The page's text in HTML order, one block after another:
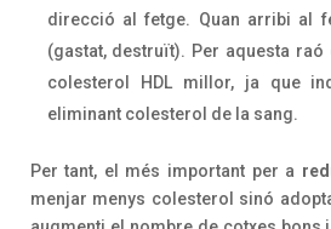
direcció al fetge. Quan arribi al
(gastat, destruït). Per aquesta
colesterol HDL millor, ja que
eliminant colesterol de la sang.
Per tant, el més important per a
menjar menys colesterol sinó